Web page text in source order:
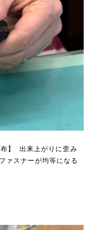
】 出来上がりに歪み
ァスナーが均等になる